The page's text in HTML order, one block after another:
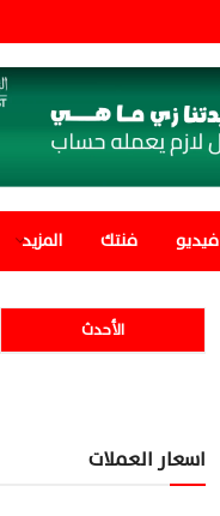
فيديو فنتك المزيد
الأحدث
اسعار العملات